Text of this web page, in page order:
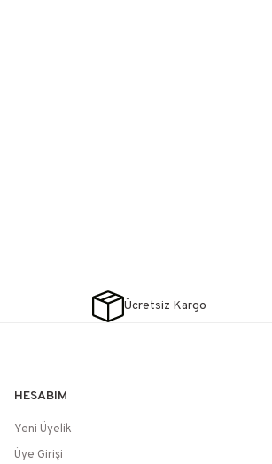
Ücretsiz Kargo
HESABIM
Yeni Üyelik
Üye Girişi